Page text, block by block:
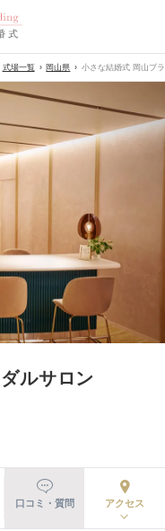
式場一覧 岡山県 小さな結婚式 岡山ブ
ルサロン
口コミ・質問 アクセス